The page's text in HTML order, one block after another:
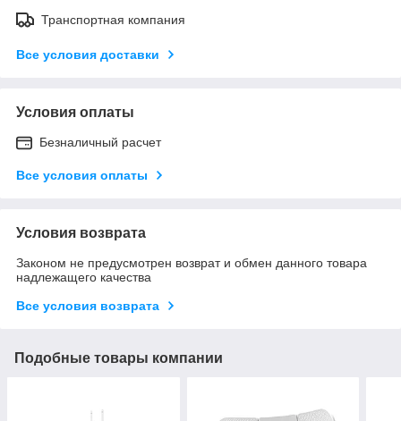
Транспортная компания
Все условия доставки
Условия оплаты
Безналичный расчет
Все условия оплаты
Условия возврата
Законом не предусмотрен возврат и обмен данного товара
надлежащего качества
Все условия возврата
Подобные товары компании